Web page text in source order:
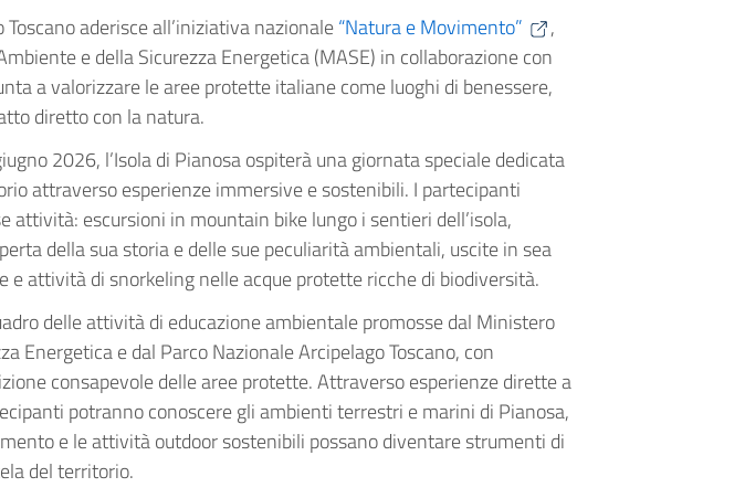
aderisce all’iniziativa nazionale“Natura e Movimento”
,
e della Sicurezza Energetica (MASE) in collaborazione con
a valorizzare le aree protette italiane come luoghi di benessere,
diretto con la natura.
2026, l’Isola di Pianosa ospiterà una giornata speciale dedicata
attraverso esperienze immersive e sostenibili. I partecipanti
attività: escursioni in mountain bike lungo i sentieri dell’isola,
della sua storia e delle sue peculiarità ambientali, uscite in sea
e attività di snorkeling nelle acque protette ricche di biodiversità.
delle attività di educazione ambientale promosse dal Ministero
Energetica e dal Parco Nazionale Arcipelago Toscano, con
consapevole delle aree protette. Attraverso esperienze dirette a
potranno conoscere gli ambienti terrestri e marini di Pianosa,
e le attività outdoor sostenibili possano diventare strumenti di
del territorio.